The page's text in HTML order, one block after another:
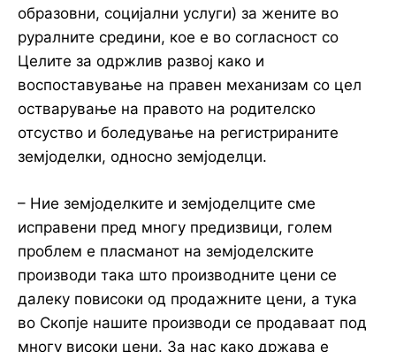
образовни, социјални услуги) за жените во
руралните средини, кое е во согласност со
Целите за одржлив развој како и
воспоставување на правен механизам со цел
остварување на правото на родителско
отсуство и боледување на регистрираните
земјоделки, односно земјоделци.
– Ние земјоделките и земјоделците сме
исправени пред многу предизвици, голем
проблем е пласманот на земјоделските
производи така што производните цени се
далеку повисоки од продажните цени, а тука
во Скопје нашите производи се продаваат под
многу високи цени. За нас како држава е